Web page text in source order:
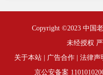
Copyright ©2023 中国
未经授权
关于本站| 广告合作| 法律声
京公安备案